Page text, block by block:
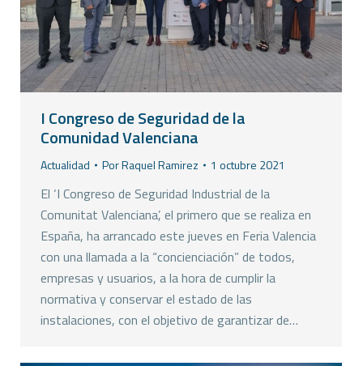
I Congreso de Seguridad de la
Comunidad Valenciana
Actualidad PorRaquel Ramirez 1 octubre 2021
El ‘I Congreso de Seguridad Industrial de la
Comunitat Valenciana’, el primero que se realiza en
España, ha arrancado este jueves en Feria Valencia
con una llamada a la “concienciación” de todos,
empresas y usuarios, a la hora de cumplir la
normativa y conservar el estado de las
instalaciones, con el objetivo de garantizar de…